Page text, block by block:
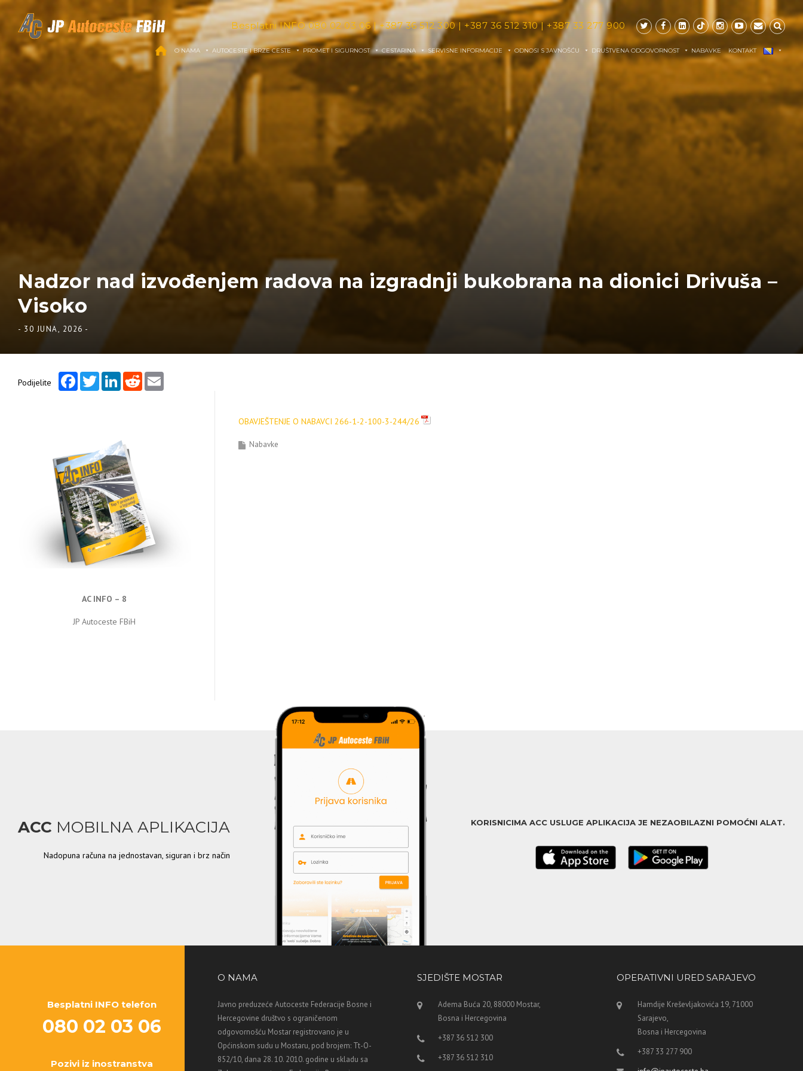
Skip to content
Besplatni INFO080 02 03 06|+387 36 512 300| +387 36 512 310|+387 33 277 900
O NAMA AUTOCESTE I BRZE CESTE PROMET I SIGURNOST CESTARINA SERVISNE INFORMACIJE ODNOSI S JAVNOŠĆU DRUŠTVENA ODGOVORNOST NABAVKE KONTAKT
Nadzor nad izvođenjem radova na izgradnji bukobrana na dionici Drivuša –
Visoko
- 30 JUNA, 2026 -
Podijelite
FacebookTwitterLinkedInReddit
OBAVJEŠTENJE O NABAVCI 266-1-2-100-3-244/26
Nabavke
AC INFO – 8
JP Autoceste FBiH
ACC MOBILNA APLIKACIJA
Nadopuna računa na jednostavan, siguran i brz način
KORISNICIMA ACC USLUGE APLIKACIJA JE NEZAOBILAZNI POMOĆNI ALAT.
Besplatni INFO telefon
080 02 03 06
Pozivi iz inostranstva
O NAMA
Javno preduzeće Autoceste Federacije Bosne i
Hercegovine društvo s ograničenom
odgovornošću Mostar registrovano je u
Općinskom sudu u Mostaru, pod brojem: Tt-O-
852/10, dana 28. 10. 2010. godine u skladu sa
SJEDIŠTE MOSTAR
Adema Buća 20, 88000 Mostar,
Bosna i Hercegovina
+387 36 512 300
+387 36 512 310
OPERATIVNI URED SARAJEVO
Hamdije Kreševljakovića 19, 71000
Sarajevo,
Bosna i Hercegovina
+387 33 277 900